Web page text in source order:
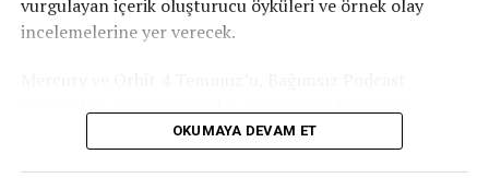
“Nice’te uçaktan indim ve Today Show’dan arkadaşım
Huda ile karşılaştım. Uzun uzun sohbet ettik. İkimizin
bir makale yazdı. Bu, bana göre, içinde bulunduğunuz
ekosistemi düşünmeniz ve kendinize, suyun çalkalandığı
vurgulayan içerik oluşturucu öyküleri ve örnek olay
incelemelerine yer verecek.
podcast yayıncılarını bu günü desteklemeye çağırdı.
OKUMAYA DEVAM ET